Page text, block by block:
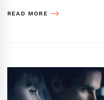
READ MORE